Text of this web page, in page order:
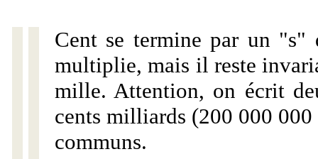
Cent se termine par un "s"
multiplie, mais il reste
mille. Attention, on écrit
cents milliards (200 000
communs.